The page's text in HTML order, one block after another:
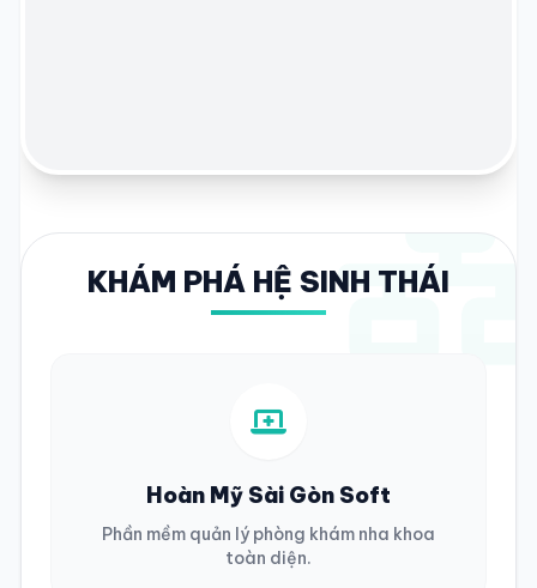
KHÁM PHÁ HỆ SINH THÁI
Hoàn Mỹ Sài Gòn Soft
Phần mềm quản lý phòng khám nha khoa
toàn diện.